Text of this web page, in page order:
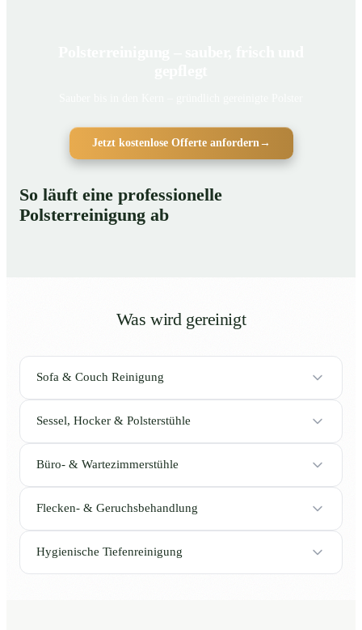
Jetzt kostenlose Offerte anfordern →
So läuft eine professionelle
Polsterreinigung ab
Was wird gereinigt
Sofa & Couch Reinigung
Sessel, Hocker & Polsterstühle
Büro- & Wartezimmerstühle
Flecken- & Geruchsbehandlung
Hygienische Tiefenreinigung